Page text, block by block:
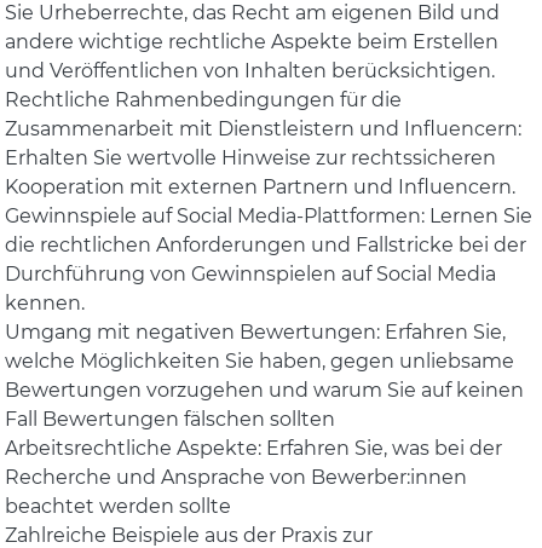
Sie Urheberrechte, das Recht am eigenen Bild und
andere wichtige rechtliche Aspekte beim Erstellen
und Veröffentlichen von Inhalten berücksichtigen.
Rechtliche Rahmenbedingungen für die
Zusammenarbeit mit Dienstleistern und Influencern:
Erhalten Sie wertvolle Hinweise zur rechtssicheren
Kooperation mit externen Partnern und Influencern.
Gewinnspiele auf Social Media-Plattformen: Lernen Sie
die rechtlichen Anforderungen und Fallstricke bei der
Durchführung von Gewinnspielen auf Social Media
kennen.
Umgang mit negativen Bewertungen: Erfahren Sie,
welche Möglichkeiten Sie haben, gegen unliebsame
Bewertungen vorzugehen und warum Sie auf keinen
Fall Bewertungen fälschen sollten
Arbeitsrechtliche Aspekte: Erfahren Sie, was bei der
Recherche und Ansprache von Bewerber:innen
beachtet werden sollte
Zahlreiche Beispiele aus der Praxis zur